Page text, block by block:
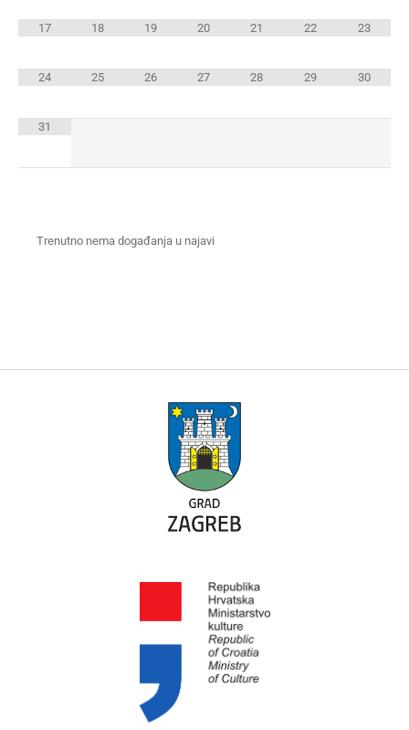
17 18 19 20 21 22 23
24 25 26 27 28 29 30
31
Trenutno nema događanja u najavi